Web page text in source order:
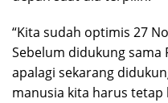
“Kita sudah optimis 27
Sebelum didukung sama
apalagi sekarang
manusia kita harus tetap